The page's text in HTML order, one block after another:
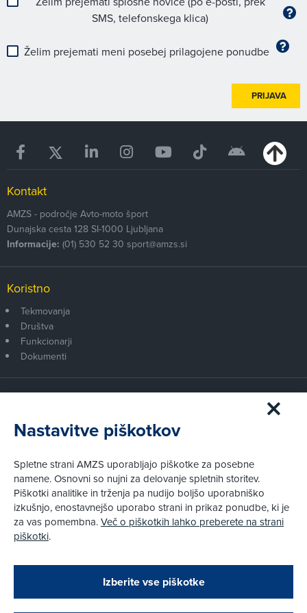
Zapri
Podarjamo vam 10 €!
Obstoječi in novi AMZS člani, ki boste v AMZS
SMS, telefonskega klica)
Želim prejemati meni posebej prilagojene ponudbe
PRIJAVA
Kontakt
AMZS - področje Avto-moto šport
Dunajska cesta 128 SI-1000 Ljubljana
Informacije: (01) 530 52 30 sport@amzs.si
Koristno
Tekmovanja
Društva
Funkcionarji
Dokumenti
Postanite član AMZS
Zakaj (p)ostati član?
Kako vam pomagamo
Pravni vidiki
Piškotki
Pravno obvestilo
Nastavitve piškotkov
Spletne strani AMZS uporabljajo piškotke za posebne
namene. Osnovni so nujni za delovanje spletnih storitev.
Piškotki analitike in trženja pa nudijo boljšo uporabniško
izkušnjo, enostavnejšo uporabo strani in prikaz ponudbe, ki je
za vas pomembna.Več o piškotkih lahko preberete na strani
piškotki.
Izberite vse piškotke